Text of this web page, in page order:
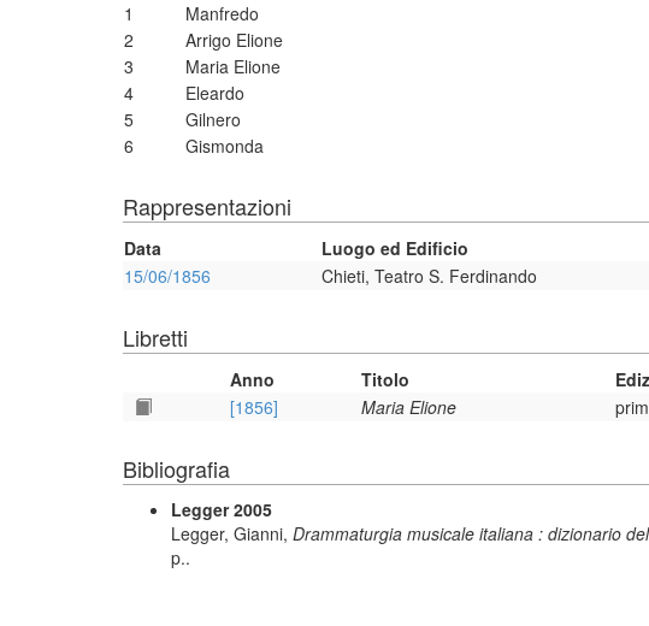
1
Manfredo
2
Arrigo Elione
3
Maria Elione
4
Eleardo
5
Gilnero
6
Gismonda
Rappresentazioni
Data Luogo ed Edificio
15/06/1856
Chieti, Teatro S. Ferdinando
Libretti
Anno Titolo
[1856]
Maria Elione
Bibliografia
Legger 2005
Legger, Gianni, Drammaturgia musicale italiana : dizionario
p..